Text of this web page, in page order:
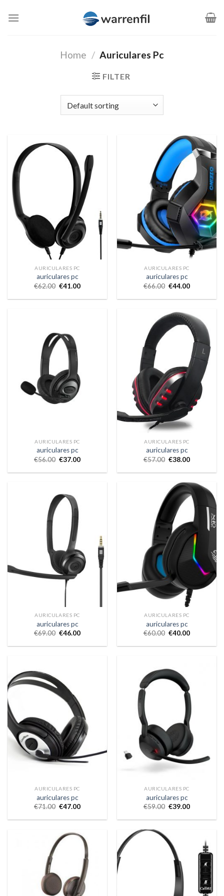
Home / Auriculares Pc
FILTER
AURICULARES PC
auriculares pc
€62.00 €41.00
AURICULARES PC
auriculares pc
€66.00 €44.00
AURICULARES PC
auriculares pc
€56.00 €37.00
AURICULARES PC
auriculares pc
€57.00 €38.00
AURICULARES PC
auriculares pc
€69.00 €46.00
AURICULARES PC
auriculares pc
€60.00 €40.00
AURICULARES PC
auriculares pc
€71.00 €47.00
AURICULARES PC
auriculares pc
€59.00 €39.00